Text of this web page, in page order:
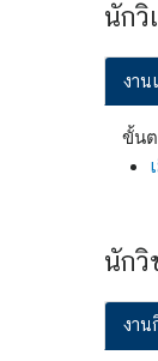
นักวิ
งาน
ขั้นต
นักวิ
งาน